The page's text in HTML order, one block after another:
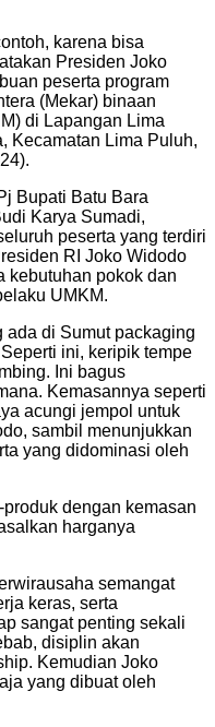
karena bisa
Presiden Joko
peserta program
(Mekar) binaan
di Lapangan Lima
Kecamatan Lima Puluh,
Bupati Batu Bara
Karya Sumadi,
peserta yang terdiri
RI Joko Widodo
kebutuhan pokok dan
UMKM.
ada di Sumut packaging
ini, keripik tempe
Ini bagus
Kemasannya seperti
acungi jempol untuk
sambil menunjukkan
yang didominasi oleh
dengan kemasan
harganya
semangat
keras, serta
sangat penting sekali
disiplin akan
Kemudian Joko
yang dibuat oleh